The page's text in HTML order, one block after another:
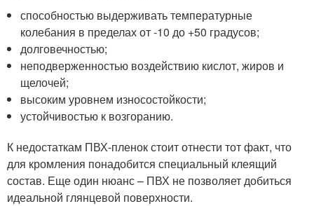
способностью выдерживать температурные
колебания в пределах от -10 до +50 градусов;
долговечностью;
неподверженностью воздействию кислот, жиров и
щелочей;
высоким уровнем износостойкости;
устойчивостью к возгоранию.
К недостаткам ПВХ-пленок стоит отнести тот факт, что
для кромления понадобится специальный клеящий
состав. Еще один нюанс – ПВХ не позволяет добиться
идеальной глянцевой поверхности.